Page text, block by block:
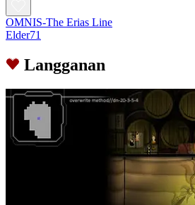
OMNIS-The Erias Line
Elder71
Langganan